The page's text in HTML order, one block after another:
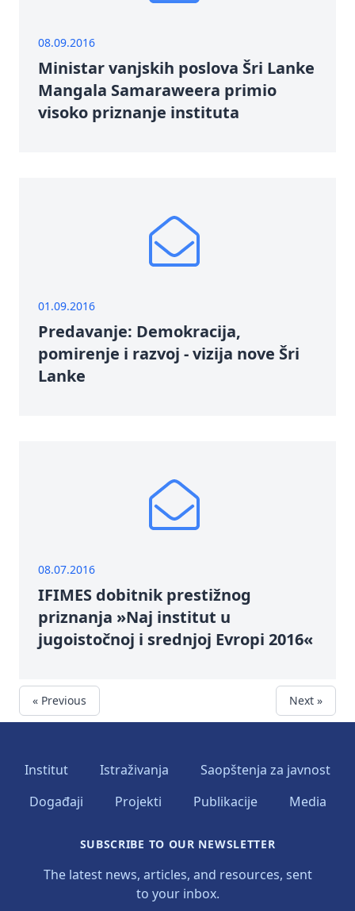
08.09.2016
Ministar vanjskih poslova Šri Lanke
Mangala Samaraweera primio
visoko priznanje instituta
01.09.2016
Predavanje: Demokracija,
pomirenje i razvoj - vizija nove Šri
Lanke
08.07.2016
IFIMES dobitnik prestižnog
priznanja »Naj institut u
jugoistočnoj i srednjoj Evropi 2016«
« Previous Next »
Institut Istraživanja
Saopštenja za javnost
Događaji
Projekti Publikacije Media
SUBSCRIBE TO OUR NEWSLETTER
The latest news, articles, and resources, sent
to your inbox.